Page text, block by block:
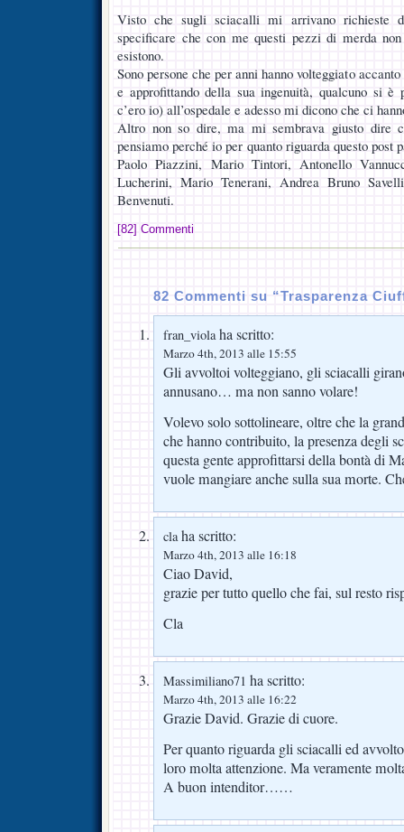
Visto che sugli sciacalli mi arrivano richieste
specificare che con me questi pezzi di merda
esistono.
Sono persone che per anni hanno volteggiato
e approfittando della sua ingenuità, qualcuno si è
c’ero io) all’ospedale e adesso mi dicono che ci
Altro non so dire, ma mi sembrava giusto dire
pensiamo perché io per quanto riguarda questo
Paolo Piazzini, Mario Tintori, Antonello
Lucherini, Mario Tenerani, Andrea Bruno
Benvenuti.
[82] Commenti
82 Commenti su “Trasparenza
fran_violaha scritto:
Marzo 4th, 2013 alle 15:55
Gli avvoltoi volteggiano, gli sciacalli
annusano… ma non sanno volare!
Volevo solo sottolineare, oltre che la
che hanno contribuito, la presenza degli
questa gente approfittarsi della bontà di
vuole mangiare anche sulla sua morte.
claha scritto:
Marzo 4th, 2013 alle 16:18
Ciao David,
grazie per tutto quello che fai, sul resto
Cla
Massimiliano71 ha scritto:
Marzo 4th, 2013 alle 16:22
Grazie David. Grazie di cuore.
Per quanto riguarda gli sciacalli ed
loro molta attenzione. Ma veramente
A buon intenditor……